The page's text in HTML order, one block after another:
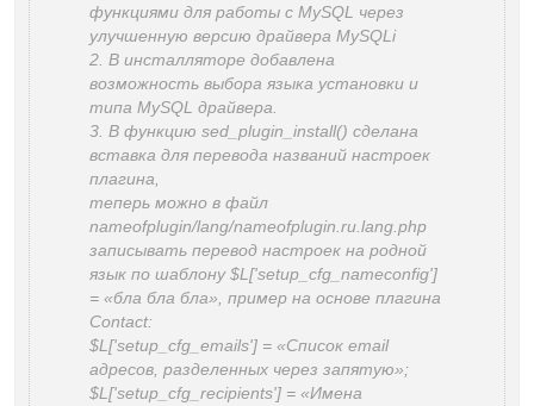
функциями для работы с MySQL через
улучшенную версию драйвера MySQLi
2. В инсталляторе добавлена
возможность выбора языка установки и
типа MySQL драйвера.
3. В функцию sed_plugin_install() сделана
вставка для перевода названий настроек
плагина,
теперь можно в файл
nameofplugin/lang/nameofplugin.ru.lang.php
записывать перевод настроек на родной
язык по шаблону $L['setup_cfg_nameconfig']
= «бла бла бла», пример на основе плагина
Contact:
$L['setup_cfg_emails'] = «Список email
адресов, разделенных через запятую»;
$L['setup_cfg_recipients'] = «Имена